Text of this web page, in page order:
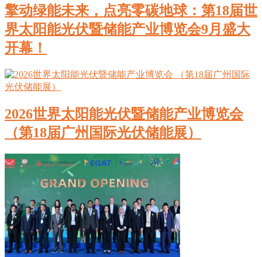
擎动绿能未来，点亮零碳地球：第18届世
界太阳能光伏暨储能产业博览会9月盛大
开幕！
2026世界太阳能光伏暨储能产业博览会
（第18届广州国际光伏储能展）